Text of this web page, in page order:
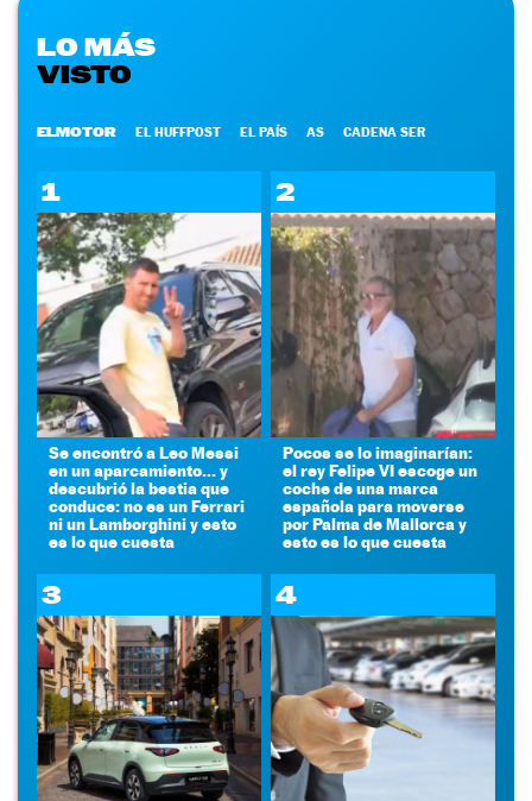
LO MÁS
VISTO
ELMOTOR EL HUFFPOST EL PAÍS AS CADENA SER
1
Se encontró a Leo Messi
en un aparcamiento... y
descubrió la bestia que
conduce: no es un Ferrari
ni un Lamborghini y esto
es lo que cuesta
2
Pocos se lo imaginarían:
el rey Felipe VI escoge un
coche de una marca
española para moverse
por Palma de Mallorca y
esto es lo que cuesta
3 4